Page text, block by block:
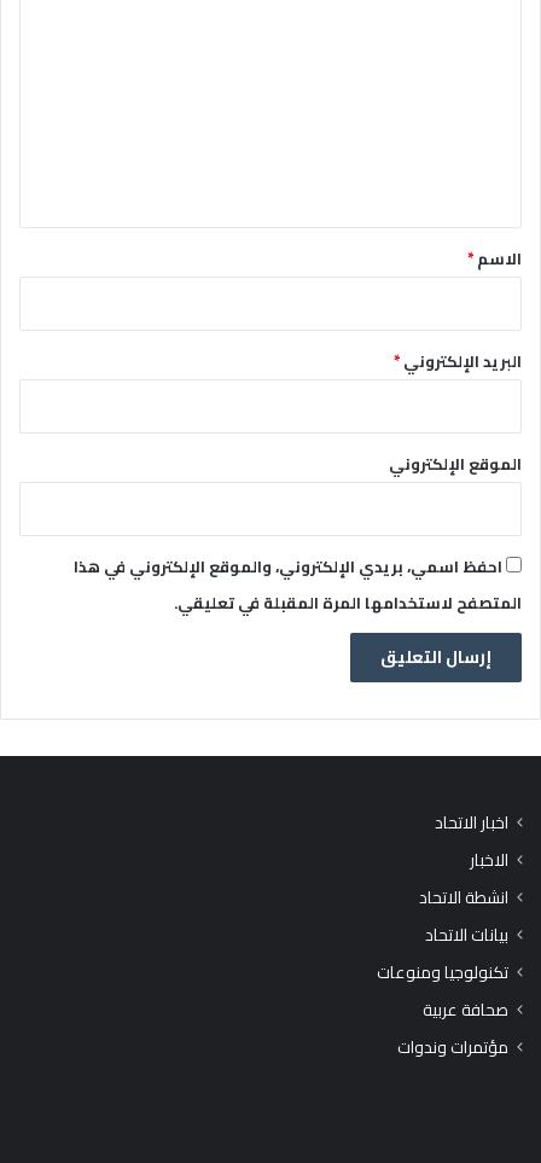
*الاسم*
البريد الإلكتروني*
الموقع الإلكتروني
احفظ اسمي، بريدي الإلكتروني، والموقع الإلكتروني في هذا
المتصفح لاستخدامها المرة المقبلة في تعليقي.
اخبار الاتحاد
الاخبار
انشطة الاتحاد
بيانات الاتحاد
تكنولوجيا ومنوعات
صحافة عربية
مؤتمرات وندوات